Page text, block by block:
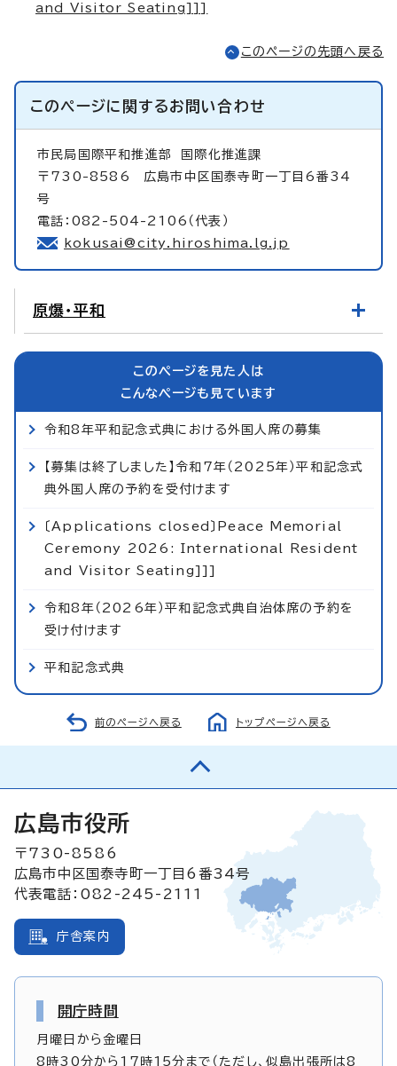
and Visitor Seating]]]
このページの先頭へ戻る
このページに関するお問い合わせ
市民局国際平和推進部
国際化推進課
〒730-8586 広島市中区国泰寺町一丁目6番34
号
電話：082-504-2106（代表）
kokusai@city.hiroshima.lg.jp
原爆・平和
このページを見た人は
こんなページも見ています
令和8年平和記念式典における外国人席の募集
【募集は終了しました】令和7年（2025年）平和記念式
典外国人席の予約を受付けます
〔Applications closed〕Peace Memorial
Ceremony 2026: International Resident
and Visitor Seating]]]
令和8年（2026年）平和記念式典自治体席の予約を
受け付けます
平和記念式典
前のページへ戻る トップページへ戻る
広島市役所
〒730-8586
広島市中区国泰寺町一丁目6番34号
代表電話：082-245-2111
庁舎案内
開庁時間
月曜日から金曜日
8時30分から17時15分まで（ただし、似島出張所は8